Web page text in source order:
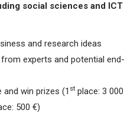
social sciences and ICT
and research ideas
experts and potential end-
win prizes (1 st place: 3 000
500 €)